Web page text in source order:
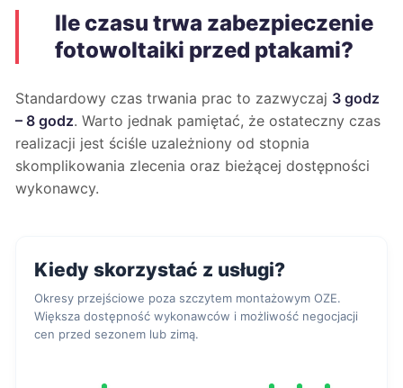
Ile czasu trwa zabezpieczenie
fotowoltaiki przed ptakami?
Standardowy czas trwania prac to zazwyczaj 3 godz
– 8 godz. Warto jednak pamiętać, że ostateczny czas
realizacji jest ściśle uzależniony od stopnia
skomplikowania zlecenia oraz bieżącej dostępności
wykonawcy.
Kiedy skorzystać z usługi?
Okresy przejściowe poza szczytem montażowym OZE.
Większa dostępność wykonawców i możliwość negocjacji
cen przed sezonem lub zimą.